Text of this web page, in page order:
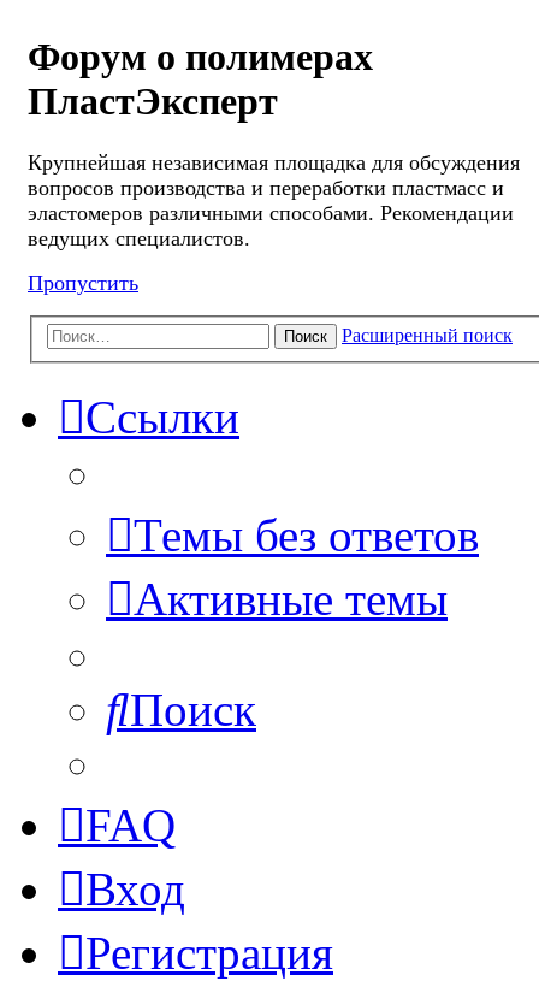
Форум о полимерах
ПластЭксперт
Крупнейшая независимая площадка для обсуждения
вопросов производства и переработки пластмасс и
эластомеров различными способами. Рекомендации
ведущих специалистов.
Пропустить
Поиск Расширенный поиск
Ссылки
Темы без ответов
Активные темы
Поиск
FAQ
Вход
Регистрация